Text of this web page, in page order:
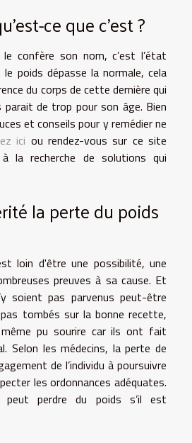
ce que c'est ?
confère son nom, c’est l’état
le poids dépasse la normale, cela
du corps de cette dernière qui
parait de trop pour son âge. Bien
et conseils pour y remédier ne
ici ou rendez-vous sur ce site
la recherche de solutions qui
la perte du poids
loin d'être une possibilité, une
preuves à sa cause. Et
soient pas parvenus peut-être
tombés sur la bonne recette,
même pu sourire car ils ont fait
Selon les médecins, la perte de
de l’individu à poursuivre
les ordonnances adéquates.
peut perdre du poids s’il est